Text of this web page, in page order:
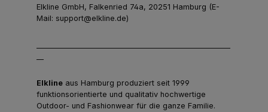
Elkline GmbH, Falkenried 74a, 20251 Hamburg (E-
Mail: support@elkline.de)
Elkline aus Hamburg produziert seit 1999
funktionsorientierte und qualitativ hochwertige
Outdoor- und Fashionwear für die ganze Familie.